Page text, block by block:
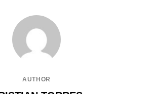
AUTHOR